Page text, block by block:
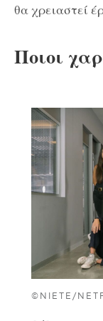
θα χρειαστεί
Ποιοι
©NIETE/